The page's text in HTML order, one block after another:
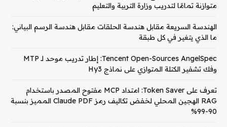
متوازنة تمامًا لتدريب وزارة التربية والتعليم
الهندسة السريعة مقابل هندسة الحلقات مقابل هندسة الرسم البياني:
ما الذي يتغير في كل طبقة
Tencent Open-Sources AngelSpec: إطار تدريب موحد لـ MTP
وفك تشفير الكتلة المتوازي على نماذج Hy3
تعرف على Token Saver: امتداد MCP مفتوح المصدر باستخدام
RAG الهجين المحلي لخفض تكاليف رمز Claude PDF المميز بنسبة
90-99%